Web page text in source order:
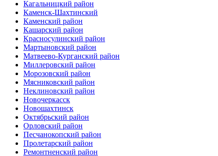
Кагальницкий район
Каменск-Шахтинский
Каменский район
Кашарский район
Красносулинский район
Мартыновский район
Матвеево-Курганский район
Миллеровский район
Морозовский район
Мясниковский район
Неклиновский район
Новочеркасск
Новошахтинск
Октябрьский район
Орловский район
Песчанокопский район
Пролетарский район
Ремонтненский район